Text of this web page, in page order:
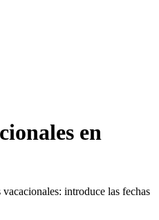
en
introduce las fechas